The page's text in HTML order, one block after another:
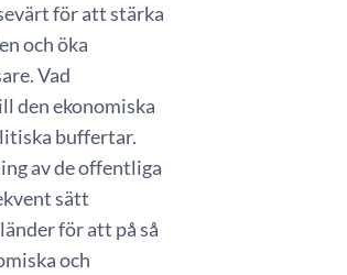
för att stärka
och öka
Vad
den ekonomiska
buffertar.
av de offentliga
sätt
för att på så
och